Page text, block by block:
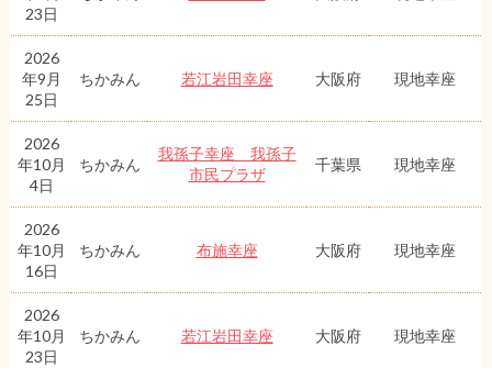
23日
2026
年9月
25日
ちかみん 若江岩田幸座 大阪府 現地幸座
2026
年10月
4日
ちかみん
我孫子幸座 我孫子
市民プラザ
千葉県 現地幸座
2026
年10月
16日
ちかみん 布施幸座 大阪府 現地幸座
2026
年10月
23日
ちかみん 若江岩田幸座 大阪府 現地幸座